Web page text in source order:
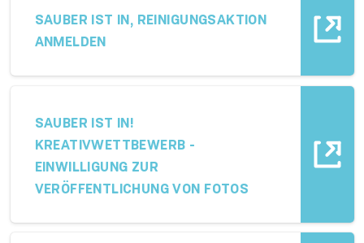
SAUBER IST IN, REINIGUNGSAKTION
ANMELDEN
SAUBER IST IN!
KREATIVWETTBEWERB -
EINWILLIGUNG ZUR
VERÖFFENTLICHUNG VON FOTOS